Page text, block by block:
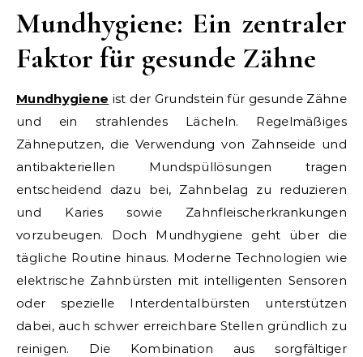
Mundhygiene: Ein zentraler
Faktor für gesunde Zähne
Mundhygiene ist der Grundstein für gesunde Zähne
und ein strahlendes Lächeln. Regelmäßiges
Zähneputzen, die Verwendung von Zahnseide und
antibakteriellen Mundspüllösungen tragen
entscheidend dazu bei, Zahnbelag zu reduzieren
und Karies sowie Zahnfleischerkrankungen
vorzubeugen. Doch Mundhygiene geht über die
tägliche Routine hinaus. Moderne Technologien wie
elektrische Zahnbürsten mit intelligenten Sensoren
oder spezielle Interdentalbürsten unterstützen
dabei, auch schwer erreichbare Stellen gründlich zu
reinigen. Die Kombination aus sorgfältiger